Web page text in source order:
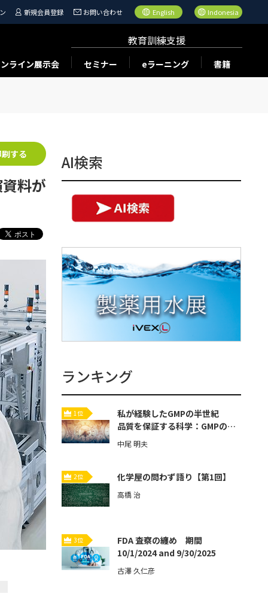
新規会員登録 お問い合わせ English Indonesia
ライン展示会
教育訓練支援
セミナー eラーニング 書籍
料が
する AI検索
ランキング
1位
私が経験したGMPの半世紀
品質を保証する科学：GMPの歴
史と本質【第3回】
中尾 明夫
2位 化学屋の問わず語り【第1回】
高橋 治
3位
FDA 査察の纏め 期間
10/1/2024 and 9/30/2025
古澤 久仁彦